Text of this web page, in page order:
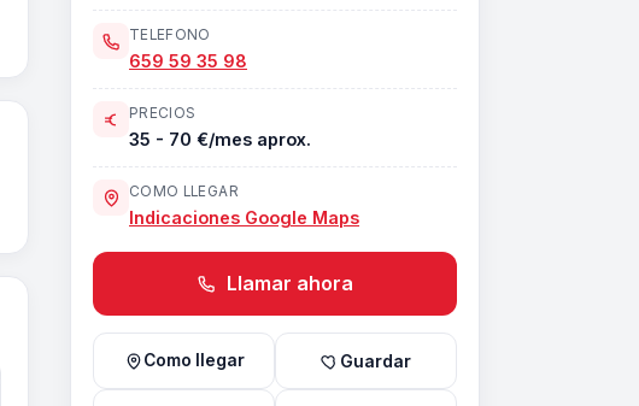
TELEFONO
659 59 35 98
PRECIOS
35 - 70 €/mes aprox.
COMO LLEGAR
Indicaciones Google Maps
Llamar ahora
Como llegar Guardar